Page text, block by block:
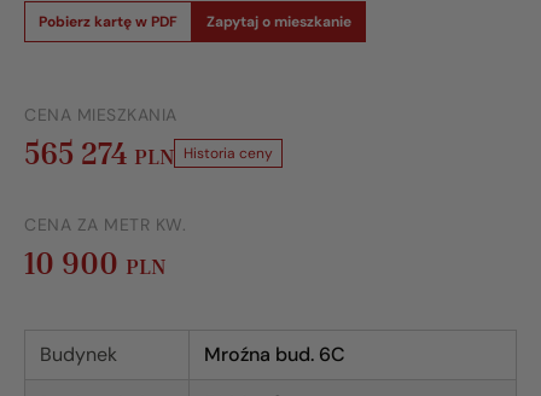
Pobierz kartę w PDF Zapytaj o mieszkanie
CENA MIESZKANIA
565 274 PLN Historia ceny
CENA ZA METR KW.
10 900 PLN
Budynek
Mroźna bud. 6C